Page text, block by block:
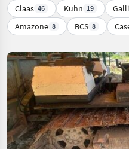
Claas 46 Kuhn 19
Amazone 8 BCS 8